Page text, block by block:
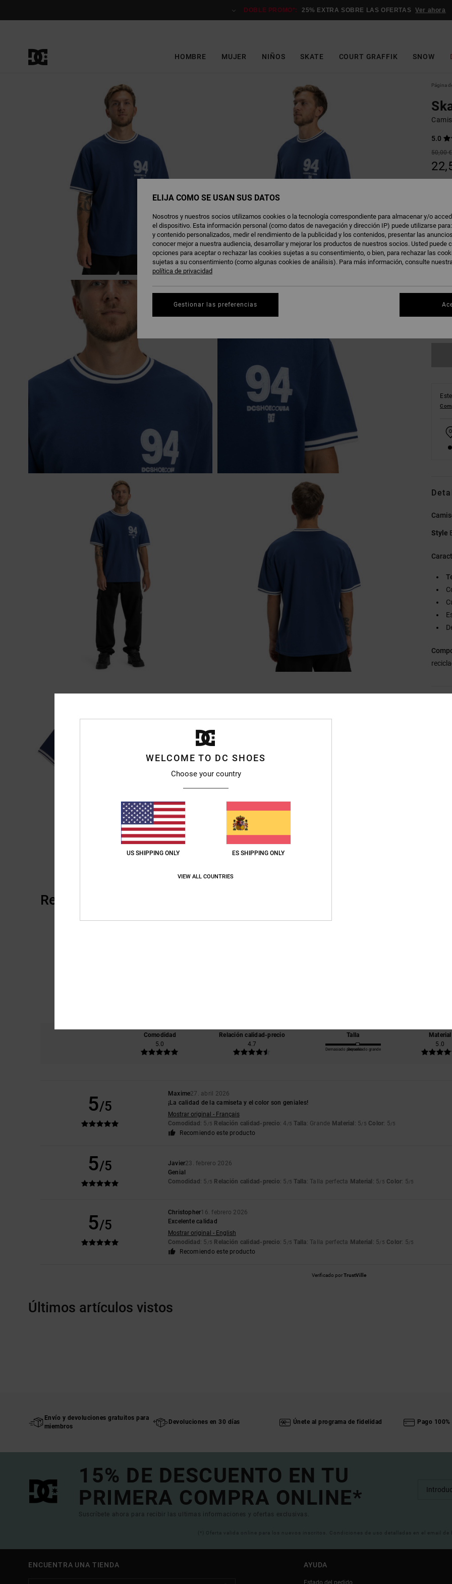
DOBLE PROMO*: 25% EXTRA SOBRE LAS OFERTAS Ver ahora
HOMBRE MUJER NIÑOS SKATE COURT GRAFFIK SNOW
Página
5.0
50,00 €
Color
Style
Reseñas de los clientes
Comodidad
5.0
Relación calidad-precio
4.7
Talla
Demasiado pequeñoDemasiado grande
Material
5.0
5/5
Maxime27. abril 2026
¡La calidad de la camiseta y el color son geniales!
Mostrar original - Français
Comodidad : 5 /5 Relación calidad-precio: 4 /5 Talla: Grande Material : 5/5 Color: 5/5
Recomiendo este producto
5/5 Javier23. febrero 2026
Genial
Comodidad : 5 /5 Relación calidad-precio: 5 /5 Talla: Talla perfecta Material : 5/5 Color: 5/5
5/5
Christopher16. febrero 2026
Excelente calidad
Mostrar original - English
Comodidad : 5 /5 Relación calidad-precio: 5 /5 Talla: Talla perfecta Material : 5/5 Color: 5/5
Recomiendo este producto
Verificado porTrustVille
Últimos artículos vistos
Envío y devoluciones gratuitos para
miembros
Devoluciones en 30 días Únete al programa de fidelidad Pago
15% DE DESCUENTO EN TU
PRIMERA COMPRA ONLINE*
Suscríbete ahora para recibir las ultimas informaciones y ofertas exclusivas.
(*) Oferta valida online para los nuevos inscritos. Condiciones de uso detalladas en el email de
ENCUENTRA UNA TIENDA AYUDA
Estado del pedido
WELCOME TO DC SHOES
Choose your country
US SHIPPING ONLY ES SHIPPING ONLY
VIEW ALL COUNTRIES
ELIJA CÓMO SE USAN SUS DATOS
Nosotros y nuestros socios utilizamos cookies o la tecnología correspondiente para almacenar y/o
el dispositivo. Esta información personal (como datos de navegación y dirección IP) puede utilizarse
y contenido personalizados, medir el rendimiento de la publicidad y los contenidos, presentar las
conocer mejor a nuestra audiencia, desarrollar y mejorar los productos de nuestros socios. Usted puede
opciones para aceptar o rechazar las cookies sujetas a su consentimiento, o bien, para rechazar las
sujetas a su consentimiento (como algunas cookies de análisis). Para más información, consulte
política de privacidad
Gestionar las preferencias